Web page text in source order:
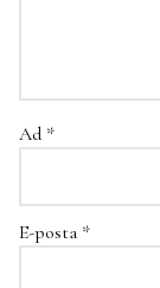
Ad *
E-posta *